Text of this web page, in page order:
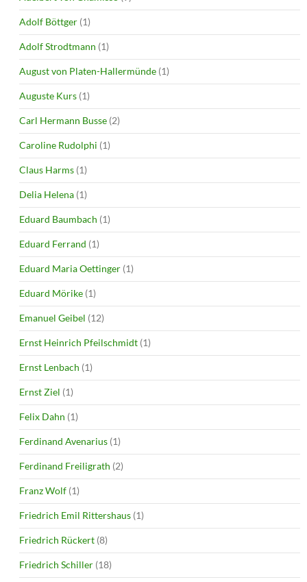
Adolf Böttger (1)
Adolf Strodtmann (1)
August von Platen-Hallermünde (1)
Auguste Kurs (1)
Carl Hermann Busse (2)
Caroline Rudolphi (1)
Claus Harms (1)
Delia Helena (1)
Eduard Baumbach (1)
Eduard Ferrand (1)
Eduard Maria Oettinger (1)
Eduard Mörike (1)
Emanuel Geibel (12)
Ernst Heinrich Pfeilschmidt (1)
Ernst Lenbach (1)
Ernst Ziel (1)
Felix Dahn (1)
Ferdinand Avenarius (1)
Ferdinand Freiligrath (2)
Franz Wolf (1)
Friedrich Emil Rittershaus (1)
Friedrich Rückert (8)
Friedrich Schiller (18)